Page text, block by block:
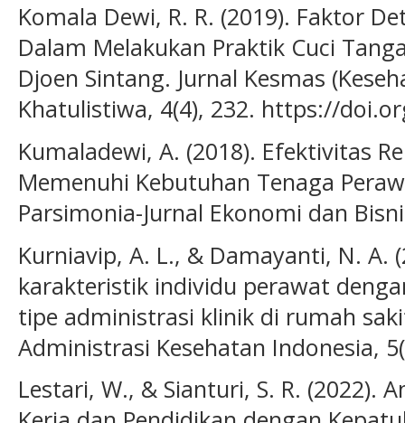
Komala Dewi, R. R. (2019). Faktor
Dalam Melakukan Praktik Cuci
Djoen Sintang. Jurnal Kesmas
Khatulistiwa, 4(4), 232. https://
Kumaladewi, A. (2018). Efektivitas
Memenuhi Kebutuhan Tenaga
Parsimonia-Jurnal Ekonomi dan
Kurniavip, A. L., & Damayanti, N. A.
karakteristik individu perawat
tipe administrasi klinik di rumah
Administrasi Kesehatan Indonesia,
Lestari, W., & Sianturi, S. R. (2022).